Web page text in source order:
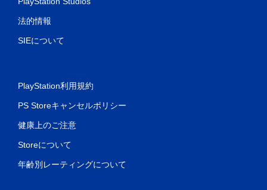
法的情報
SIEについて
PlayStation利用規約
PS Storeキャンセルポリシー
健康上のご注意
Storeについて
年齢別レーティングについて